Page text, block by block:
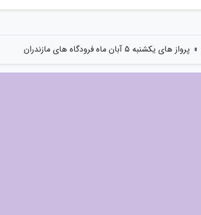
» پرواز های یکشنبه 5 آبان ماه فرودگاه های مازندران